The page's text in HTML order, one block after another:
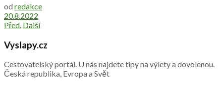
od redakce
20.8.2022
Před. Další
Vyslapy.cz
Cestovatelský portál. U nás najdete tipy na výlety a dovolenou.
Česká republika, Evropa a Svět